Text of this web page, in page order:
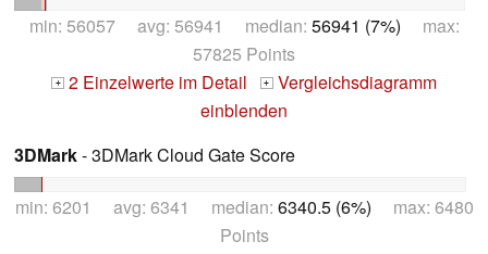
min: 56057 avg: 56941 median: 56941 (7%) max:
57825 Points
+ 2 Einzelwerte im Detail + Vergleichsdiagramm
einblenden
3DMark- 3DMark Cloud Gate Score
min: 6201 avg: 6341 median: 6340.5 (6%) max: 6480
Points